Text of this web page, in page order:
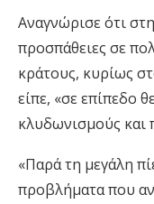
Αναγνώρισε ότι
προσπάθειες σε
κράτους, κυρίως
είπε, «σε επίπεδο
κλυδωνισμούς και
«Παρά τη μεγάλη
προβλήματα που